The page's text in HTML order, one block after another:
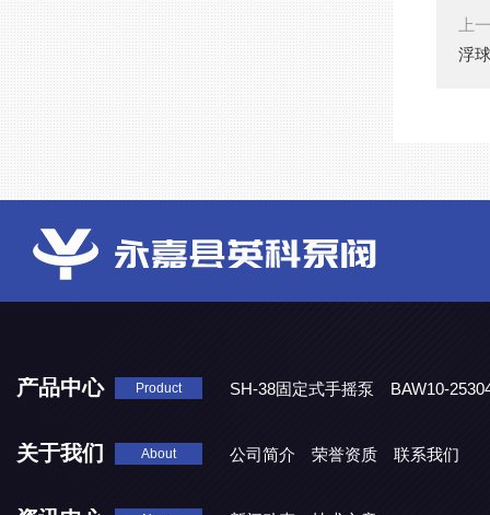
上
浮
产品中心 Product SH-38固定式手摇泵
BAW10-
关于我们 About 公司简介 荣誉资质 联系我们